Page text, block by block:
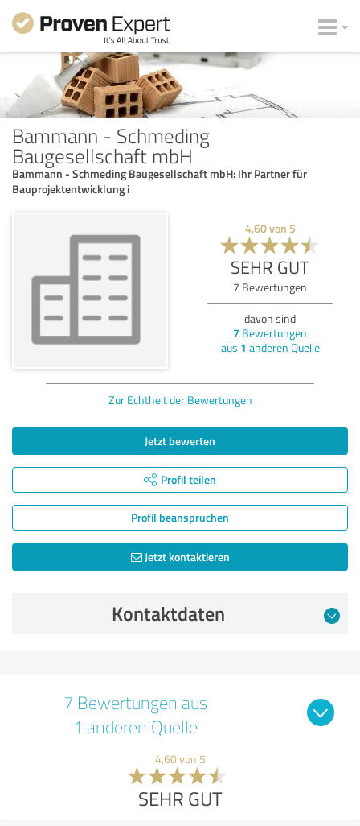
Bammann - Schmeding
Baugesellschaft mbH
Bammann - Schmeding Baugesellschaft mbH: Ihr Partner für
Bauprojektentwicklung i
4,60von 5
SEHR GUT
7 Bewertungen
davon sind
7 Bewertungen
aus 1 anderen Quelle
Zur Echtheit der Bewertungen
Jetzt bewerten
Profil teilen
Profil beanspruchen
Jetzt kontaktieren
Kontaktdaten
7 Bewertungen aus
1 anderen Quelle
4,60 von 5
SEHR GUT